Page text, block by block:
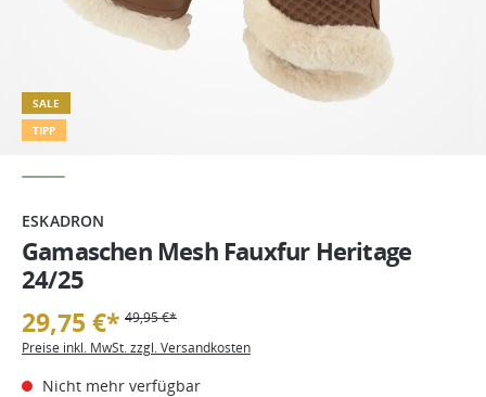
SALE
TIPP
ESKADRON
Gamaschen Mesh Fauxfur Heritage
24/25
29,75 €* 49,95 €*
Preise inkl. MwSt. zzgl. Versandkosten
Nicht mehr verfügbar